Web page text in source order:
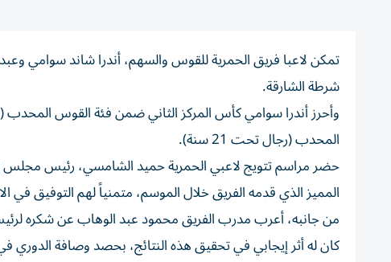
تمكن لاعبا فريق الحمرية للقوس والسهم، أندرا شاند سوامي
شرطة الشارقة.
وأحرز أندرا سوامي كأس المركز الثاني ضمن فئة القوس
المحدب (رجال تحت 21 سنة).
حضر مراسم تتويج لاعبي الحمرية حميد الشامسي، رئيس مجلس
المميز الذي قدمه الفريق خلال الموسم، متمنياً لهم التوفيق في
من جانبه، أعرب مدرب الفريق محمود عبد الوهاب عن شكره
كان له أثر إيجابي في تحقيق هذه النتائج، بحصد وصافة الدوري